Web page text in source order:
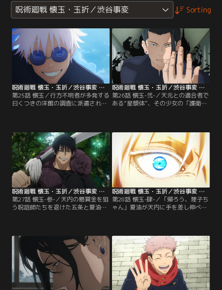
呪術廻戦 懐玉・玉折／渋谷事変 Sorting
呪術廻戦 懐玉・玉折／渋谷事変 第25話
第25話 懐玉／行方不明者が多発する
曰くつきの洋館の調査に派遣された
建物が崩れ始めてしまう。宙に放り
出されたその瞬間、目の前に現れた
のは--。2006年。最強の2人の、も
う戻れない青い春が始まる。【提
供：バンダイチャンネル】
呪術廻戦 懐玉・玉折／渋谷事変 第26話
第26話 懐玉-弐-／天元との適合者で
ある“星漿体”、その少女の「護衛」
元を崇拝する宗教団体、盤星教。ホ
テルでの急襲を退けた五条と夏油は
天内の意向で、使用人の黒井と合流
し、天内の学校へ向かうことに。そ
して、新たな刺客の存在が明らかに
なる--。【提供：バンダイチャンネ
ル】
呪術廻戦 懐玉・玉折／渋谷事変 第27話
第27話 懐玉-参-／天内の懸賞金を狙
う呪詛師たちを退けた五条と夏油、
とも考慮し、天内を高専へ連れ帰ろ
うとする五条。しかし、天内は自ら
も取引に行くと啖呵を切り、五条・
夏油と共に取引の指定場所へ向かう
ことに--。【提供：バンダイチャン
ネル】
呪術廻戦 懐玉・玉折／渋谷事変 第28話
第28話 懐玉-肆-／「帰ろう、理子ち
ゃん」夏油が天内に手を差し伸べた
こう告げる。「五条悟は俺が殺し
た」激昂した夏油は呪霊を召喚し、
甚爾に畳みかけるが--。【提供：バ
ンダイチャンネル】